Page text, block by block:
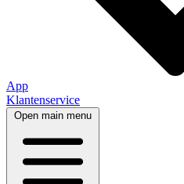
App
Klantenservice
Open main menu